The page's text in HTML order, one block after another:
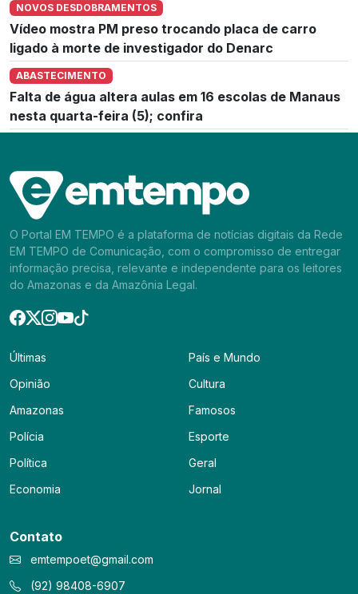
NOVOS DESDOBRAMENTOS
Vídeo mostra PM preso trocando placa de carro
ligado à morte de investigador do Denarc
ABASTECIMENTO
Falta de água altera aulas em 16 escolas de Manaus
nesta quarta-feira (5); confira
O Portal EM TEMPO é a plataforma de notícias digitais da Rede
EM TEMPO de Comunicação, com o compromisso de entregar
informação precisa, relevante e independente para os leitores
do Amazonas e da Amazônia Legal.
Últimas
Opinião
Amazonas
Polícia
Política
Economia
País e Mundo
Cultura
Famosos
Esporte
Geral
Jornal
Contato
emtempoet@gmail.com
(92) 98408-6907